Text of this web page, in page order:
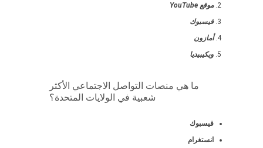
موقع YouTube
فيسبوك
أمازون
ويكيبيديا
ما هي منصات التواصل الاجتماعي الأكثر
شعبية في الولايات المتحدة؟
فيسبوك
انستغرام